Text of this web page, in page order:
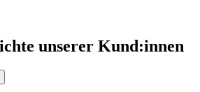
unserer Kund:innen